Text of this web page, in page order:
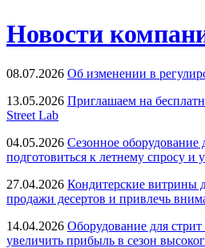
Новости
08.07.2026 Об изменении в
13.05.2026 Приглашаем на
Street Lab
04.05.2026 Сезонное оборудование
подготовиться к летнему спросу и
27.04.2026 Кондитерские витрины
продажи десертов и привлечь
14.04.2026 Оборудование для
увеличить прибыль в сезон